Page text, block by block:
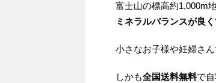
富士山の標高約1,000m
ミネラルバランスが良
小さなお子様や妊婦さ
しかも全国送料無料で